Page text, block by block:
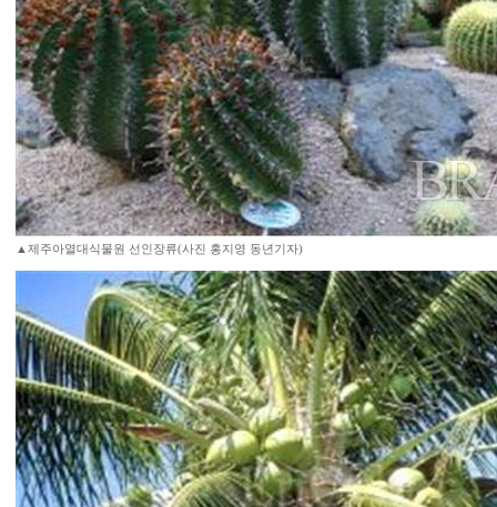
▲제주아열대식물원 선인장류(사진 홍지영 동년기자)